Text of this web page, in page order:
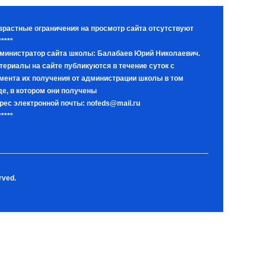
ограничения на просмотр сайта отсутствуют
сайта школы: Балабаев Юрий Николаевич.
на сайте публикуются в течение суток с
их получения от администрации школы в том
в котором они получены
электронной почты: nofeds@mail.ru